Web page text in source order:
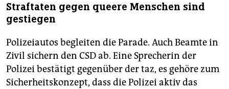
Straftaten gegen queere Menschen sind
gestiegen
Polizeiautos begleiten die Parade. Auch Beamte in
Zivil sichern den CSD ab. Eine Sprecherin der
Polizei bestätigt gegenüber der taz, es gehöre zum
Sicherheitskonzept, dass die Polizei aktiv das